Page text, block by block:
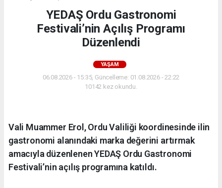
YEDAŞ Ordu Gastronomi
Festivali’nin Açılış Programı
Düzenlendi
YAŞAM
06.08.2026 - 15:35, Güncelleme: 01.08.2026 - 22:22
10142 kez okundu.
Vali Muammer Erol, Ordu Valiliği koordinesinde ilin
gastronomi alanındaki marka değerini artırmak
amacıyla düzenlenen YEDAŞ Ordu Gastronomi
Festivali’nin açılış programına katıldı.